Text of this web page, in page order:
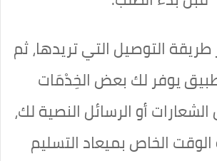
طريقة التوصيل التي تريدها، ثم
يوفر لك بعض الخِدْمَات
أو الرسائل النصية لك،
الخاص بميعاد التسليم